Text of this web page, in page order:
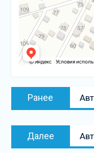
Навигация
Ранее
Далее